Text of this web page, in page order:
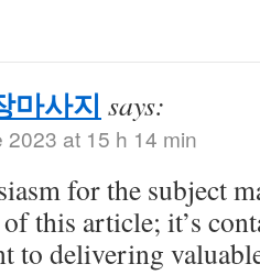
마사지 says:
2023 at 15 h 14 min
for the subject
this article; it’s
to delivering